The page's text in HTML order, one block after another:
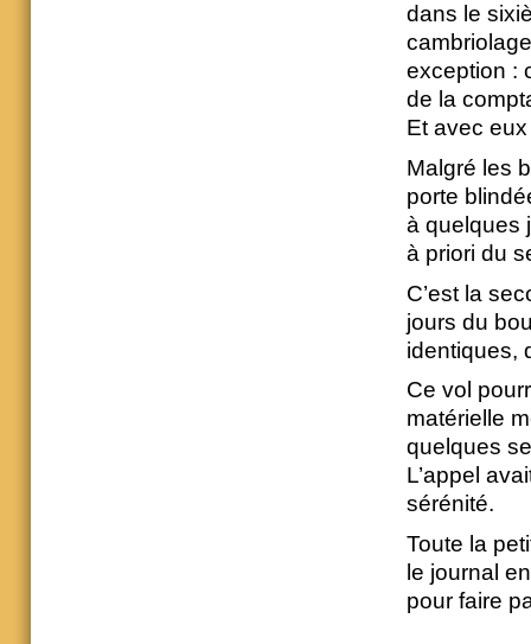
dans le
exception :
de la
Et avec
Malgré les
porte
à quelques
à priori du
C’est la
jours du
identiques,
Ce vol
matérielle
quelques
L’appel
sérénité.
Toute la
le journal
pour faire